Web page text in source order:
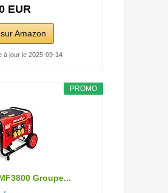
EUR
Amazon
à jour le 2025-09-14
PROMO
Groupe...